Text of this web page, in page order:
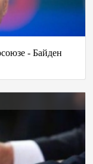
- Байден